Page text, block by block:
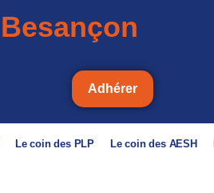
Besançon
Adhérer
Le coin des PLP Le coin des AESH